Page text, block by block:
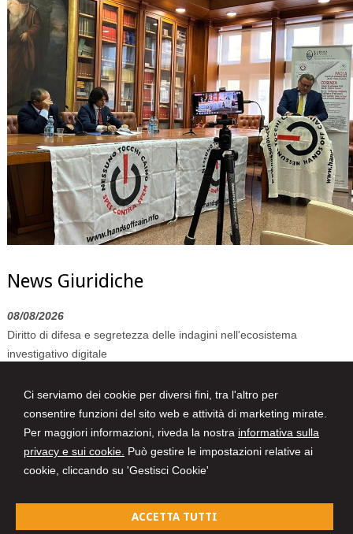
Ci serviamo dei cookie per diversi fini, tra l'altro per
consentire funzioni del sito web e attività di marketing mirate.
Per maggiori informazioni, riveda la nostra informativa sulla
privacy e sui cookie. Può gestire le impostazioni relative ai
cookie, cliccando su 'Gestisci Cookie'
ACCETTA TUTTI
News Giuridiche
08/08/2026
Diritto di difesa e segretezza delle indagini nell'ecosistema
investigativo digitale
Volo in ritardo o cancellato: la pronuncia del Giudice di Pace di
Venezia
07/08/2026
AI Act: ok definitivo ai decreti su governance e attività di polizia. Il
Cdm vara la riforma del sistema 231